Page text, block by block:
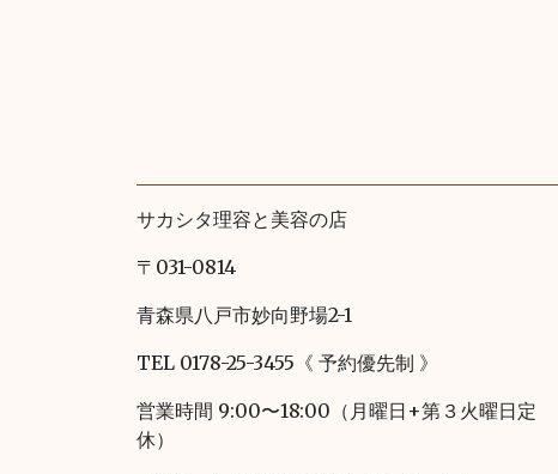
サカシタ理容と美容の店
〒031-0814
青森県八戸市妙向野場2-1
TEL 0178-25-3455《 予約優先制 》
営業時間 9:00〜18:00（月曜日+第３火曜日定
休）